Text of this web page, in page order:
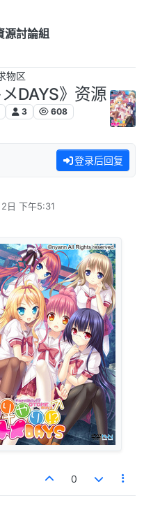
源討論組
物区
DAYS》资源
3 608
登录后回复
日 下午5:31
0